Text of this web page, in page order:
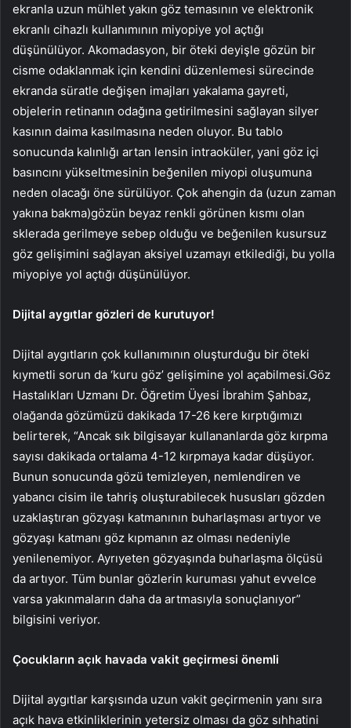
ekranla uzun mühlet yakın göz temasının ve elektronik
ekranlı cihazlı kullanımının miyopiye yol açtığı
düşünülüyor. Akomadasyon, bir öteki deyişle gözün bir
cisme odaklanmak için kendini düzenlemesi sürecinde
ekranda süratle değişen imajları yakalama gayreti,
objelerin retinanın odağına getirilmesini sağlayan silyer
kasının daima kasılmasına neden oluyor. Bu tablo
sonucunda kalınlığı artan lensin intraoküler, yani göz içi
basıncını yükseltmesinin beğenilen miyopi oluşumuna
neden olacağı öne sürülüyor. Çok ahengin da (uzun zaman
yakına bakma)gözün beyaz renkli görünen kısmı olan
sklerada gerilmeye sebep olduğu ve beğenilen kusursuz
göz gelişimini sağlayan aksiyel uzamayı etkilediği, bu yolla
miyopiye yol açtığı düşünülüyor.
Dijital aygıtlar gözleri de kurutuyor!
Dijital aygıtların çok kullanımının oluşturduğu bir öteki
kıymetli sorun da ‘kuru göz’ gelişimine yol açabilmesi.Göz
Hastalıkları Uzmanı Dr. Öğretim Üyesi İbrahim Şahbaz,
olağanda gözümüzü dakikada 17-26 kere kırptığımızı
belirterek, “Ancak sık bilgisayar kullananlarda göz kırpma
sayısı dakikada ortalama 4-12 kırpmaya kadar düşüyor.
Bunun sonucunda gözü temizleyen, nemlendiren ve
yabancı cisim ile tahriş oluşturabilecek hususları gözden
uzaklaştıran gözyaşı katmanının buharlaşması artıyor ve
gözyaşı katmanı göz kıpmanın az olması nedeniyle
yenilenemiyor. Ayrıyeten gözyaşında buharlaşma ölçüsü
da artıyor. Tüm bunlar gözlerin kuruması yahut evvelce
varsa yakınmaların daha da artmasıyla sonuçlanıyor”
bilgisini veriyor.
Çocukların açık havada vakit geçirmesi önemli
Dijital aygıtlar karşısında uzun vakit geçirmenin yanı sıra
açık hava etkinliklerinin yetersiz olması da göz sıhhatini